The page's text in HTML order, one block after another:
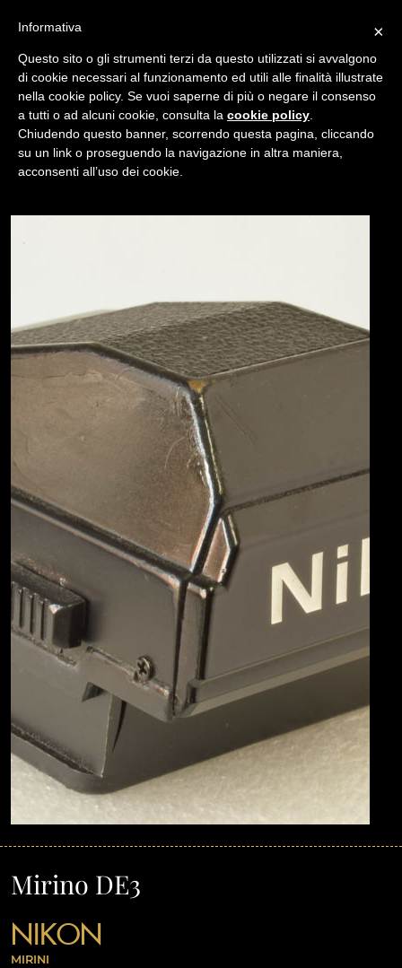
/ USATO MIRINO DE3
NAVIGAZIONE
Mirino DE3
NIKON
MIRINI
×
Informativa
Questo sito o gli strumenti terzi da questo utilizzati si avvalgono
di cookie necessari al funzionamento ed utili alle finalità illustrate
nella cookie policy. Se vuoi saperne di più o negare il consenso
a tutti o ad alcuni cookie, consulta la cookie policy
Chiudendo questo banner, scorrendo questa pagina, cliccando
su un link o proseguendo la navigazione in altra maniera,
acconsenti all’uso dei cookie.